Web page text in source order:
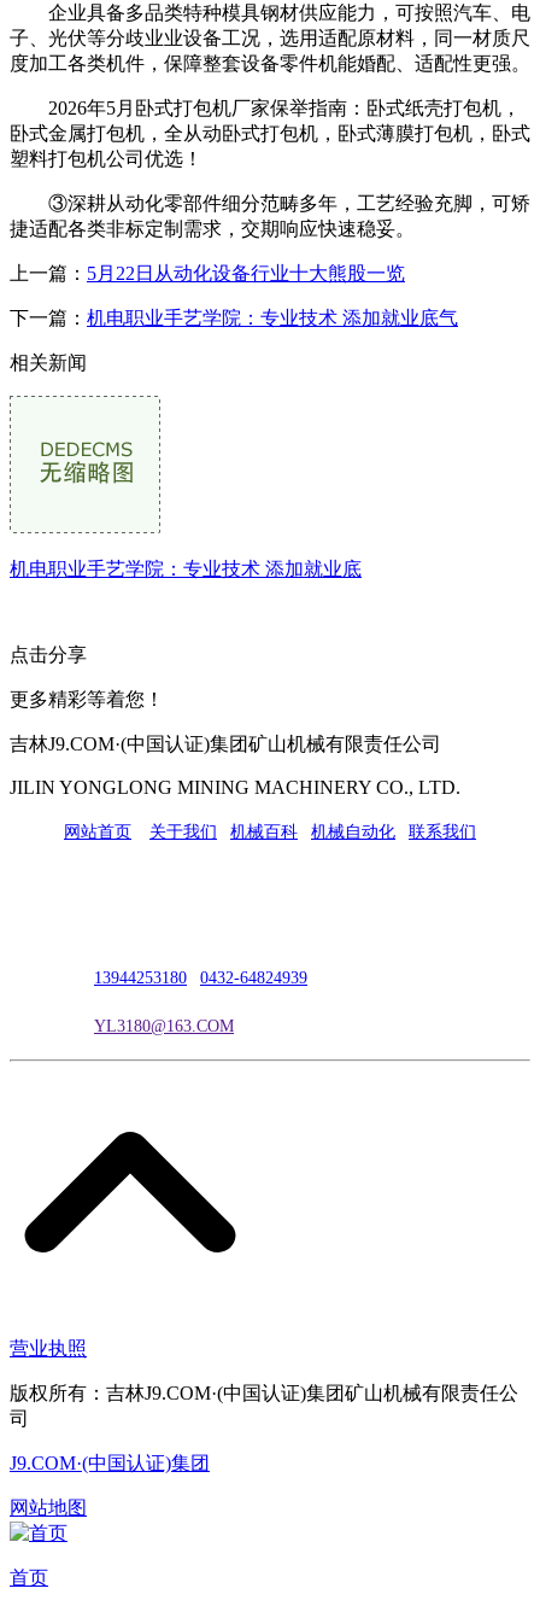
企业具备多品类特种模具钢材供应能力，可按照汽车、电
子、光伏等分歧业业设备工况，选用适配原材料，同一材质尺
度加工各类机件，保障整套设备零件机能婚配、适配性更强。
2026年5月卧式打包机厂家保举指南：卧式纸壳打包机，
卧式金属打包机，全从动卧式打包机，卧式薄膜打包机，卧式
塑料打包机公司优选！
③深耕从动化零部件细分范畴多年，工艺经验充脚，可矫
捷适配各类非标定制需求，交期响应快速稳妥。
上一篇： 5月22日从动化设备行业十大熊股一览
下一篇： 机电职业手艺学院：专业技术 添加就业底气
相关新闻
机电职业手艺学院：专业技术 添加就业底
点击分享
更多精彩等着您！
吉林J9.COM·(中国认证)集团矿山机械有限责任公司
JILIN YONGLONG MINING MACHINERY CO., LTD.
网站首页 关于我们 机械百科 机械自动化 联系我们
13944253180 0432-64824939
YL3180@163.COM
营业执照
版权所有：吉林J9.COM·(中国认证)集团矿山机械有限责任公
司
J9.COM·(中国认证)集团
网站地图
首页